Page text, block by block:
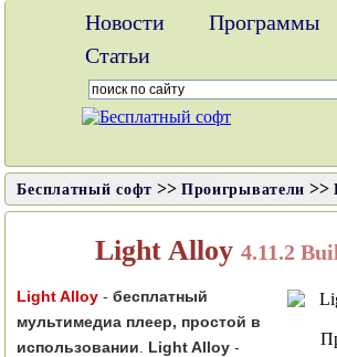
Новости
Программы
Статьи
Бесплатный софт >> Проигрыватели >>
Light Alloy 4.11.2
Light Alloy -бесплатный
мультимедиа плеер, простой в
использовании
Light Alloy -